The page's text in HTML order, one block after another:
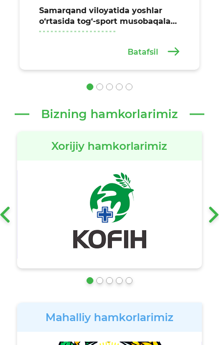
Samarqand viloyatida yoshlar
o‘rtasida tog‘-sport musobaqalari
o‘tkazildi
Batafsil
Bizning hamkorlarimiz
Xorijiy hamkorlarimiz
‹ ›
Mahalliy hamkorlarimiz